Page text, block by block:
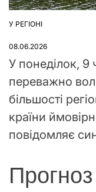
ОПУБЛІКУВАТИ
У РЕГІОНІ
08.06.2026
У понеділок, 9
переважно
більшості
країни
повідомляє
Прогноз